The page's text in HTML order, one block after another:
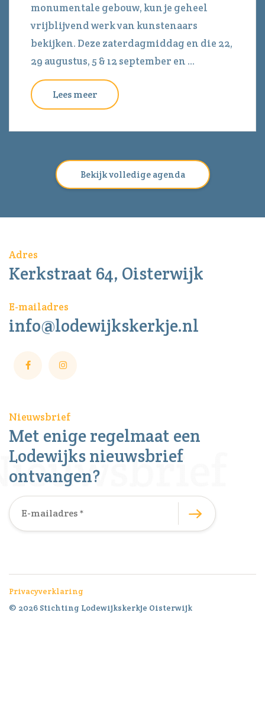
monumentale gebouw, kun je geheel
vrijblijvend werk van kunstenaars
bekijken. Deze zaterdagmiddag en die 22,
29 augustus, 5 & 12 september en ...
Lees meer
Bekijk volledige agenda
Adres
Kerkstraat 64, Oisterwijk
E-mailadres
info@lodewijkskerkje.nl
Nieuwsbrief
Met enige regelmaat een
Lodewijks nieuwsbrief
ontvangen?
Privacyverklaring
© 2026 Stichting Lodewijkskerkje Oisterwijk